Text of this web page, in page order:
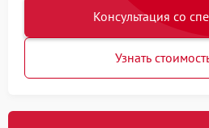
Консультация со
Узнать